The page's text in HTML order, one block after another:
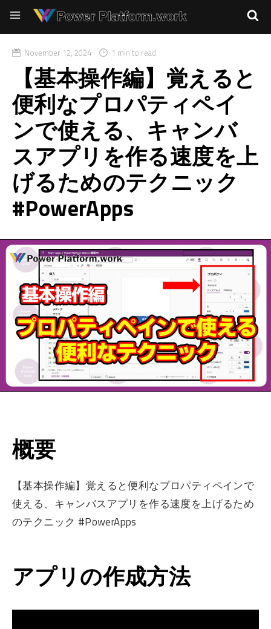
November 12, 2024 1 min to read
【基本操作編】覚えると
便利なプロパティペイ
ンで使える、キャンバ
スアプリを作る速度を上
げるためのテクニック
#PowerApps
概要
【基本操作編】覚えると便利なプロパティペインで
使える、キャンバスアプリを作る速度を上げるため
のテクニック #PowerApps
アプリの作成方法